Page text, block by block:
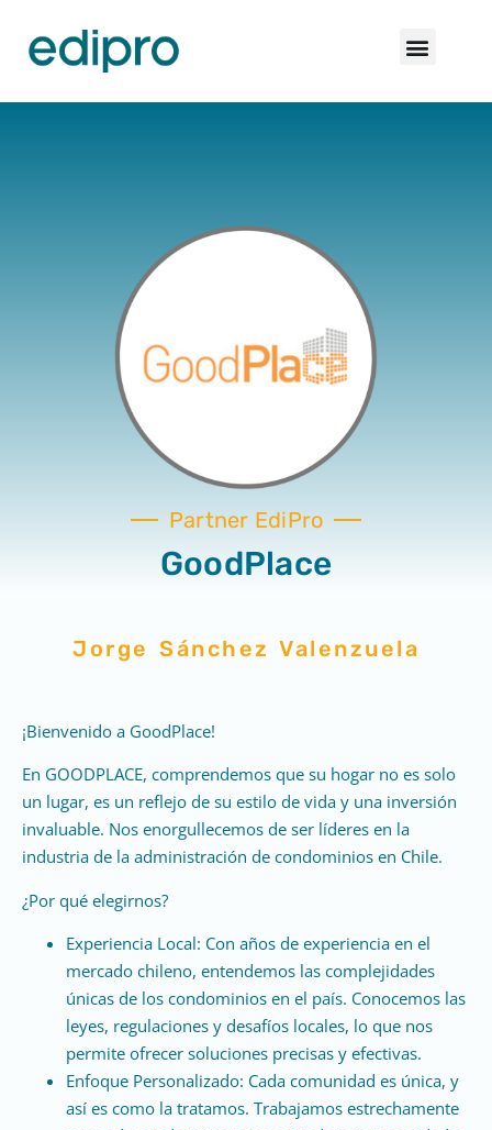
Partner EdiPro
GoodPlace
Jorge Sánchez Valenzuela
¡Bienvenido a GoodPlace!
En GOODPLACE, comprendemos que su hogar no es solo
un lugar, es un reflejo de su estilo de vida y una inversión
invaluable. Nos enorgullecemos de ser líderes en la
industria de la administración de condominios en Chile.
¿Por qué elegirnos?
Experiencia Local: Con años de experiencia en el
mercado chileno, entendemos las complejidades
únicas de los condominios en el país. Conocemos las
leyes, regulaciones y desafíos locales, lo que nos
permite ofrecer soluciones precisas y efectivas.
Enfoque Personalizado: Cada comunidad es única, y
así es como la tratamos. Trabajamos estrechamente